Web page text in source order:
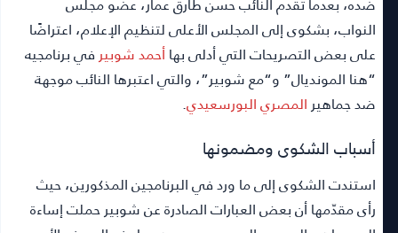
النواب، بشكوى إلى المجلس الأعلى لتنظيم الإعلام، اعتراضًا
على بعض التصريحات التي أدلى بهاأحمد شوبيرفي برنامجيه
“هنا المونديال” و“مع شوبير”، والتي اعتبرها النائب موجهة
ضد جماهيرالمصري البورسعيدي.
أسباب الشكوى ومضمونها
استندت الشكوى إلى ما ورد في البرنامجين المذكورين، حيث
رأى مقدّمها أن بعض العبارات الصادرة عن شوبير حملت إساءة